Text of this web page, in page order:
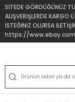
SİTEDE GÖRDÜĞÜNÜZ
ALIŞVERİŞLERDE KARGO
İSTEĞİNİZ OLURSA
https://